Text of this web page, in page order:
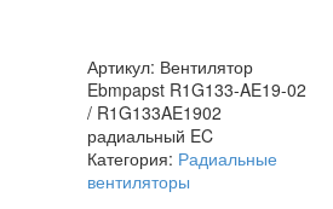
Артикул: Вентилятор
Ebmpapst R1G133-AE19-02
/ R1G133AE1902
радиальный EC
Категория: Радиальные
вентиляторы